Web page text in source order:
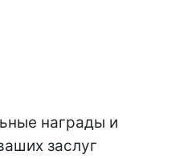
награды и
заслуг